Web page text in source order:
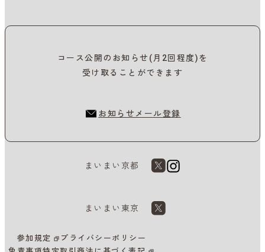
コース公開のお知らせ(月2回程度)を
受け取ることができます
お知らせメール登録
まいまい京都
まいまい東京
参加規定
プライバシーポリシー